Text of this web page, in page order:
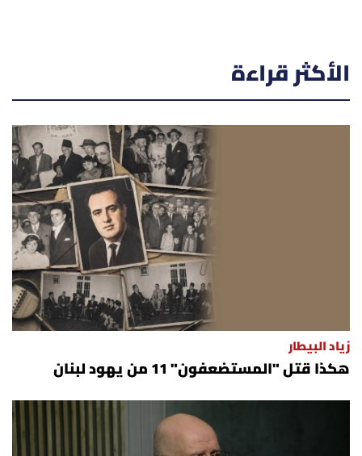
الأكثر قراءة
زياد البيطار
هكذا قتل "المستضعفون" 11 من يهود لبنان